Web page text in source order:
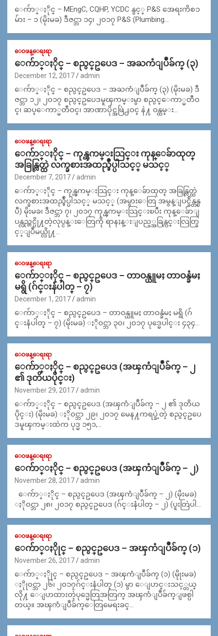
ေက်ာ္ႏိုင္ – MEngC, CQHP, YCDC နွင့္ P&S အေရးကိစၥ
မ်ား – ၁ (မိုးမခ) ဒီဇင္ဘာ ၁၄၊ ၂၀၁၇ P&S (Plumbing…
ေ၀ဖန္ေရးရာ
ေက်ာ္ႏိုင္ – စည္ပင္ဥပေဒ – အႀကံျပဳခ်က္ (၃)
December 12, 2017 admin
ေက်ာ္ႏိုင္ – စည္ပင္ဥပေဒ – အႀကံျပဳခ်က္ (၃) (မိုးမခ) ဒီ
ဇင္ဘာ ၁၂၊ ၂၀၁၇ စည္ပင္ဥပေဒမူၾကမ္းမွာ စည္ပင္ေကာ္မတီဝ
င္၊ ဆပ္ေကာ္မတီဝင္၊ အာဏာပိုင္အဖြဲ႕ဝင္ နဲ႔ ဝန္ထမ္း…
ေ၀ဖန္ေရးရာ
ေက်ာ္ႏိုင္ – ကုန္ၾကမ္းသြင္း ကုန္ေခ်ာထုတ္
အခြန္လြတ္ထဲ လက္ခစားအထည္ခ်ဳပ္ပါသင့္ မသင့္
December 7, 2017 admin
ေက်ာ္ႏိုင္ – ကုန္ၾကမ္းသြင္း ကုန္ေခ်ာထုတ္ အခြန္လြတ္ထဲ
လက္ခစားအထည္ခ်ဳပ္ပါသင့္ မသင့္ (အမွားေတြ အမွန္ျပင္ခ်ိန္တန္ၿ
ပီ) မိုးမခ၊ ဒီဇင္ဘာ ၇၊ ၂၀၁၇ ကုန္ၾကမ္းသြင္းၿပီး ကုန္ေခ်ာျ
ပန္လည္တင္ပို႔တဲ့လုပ္ငန္းေတြကို ရာနႈန္းျပည့္အခြန္ကင္းလြတ္ခြ
င့္ျပဳမယ္လို႔…
ေ၀ဖန္ေရးရာ
ေက်ာ္ႏိုင္ – စည္ပင္ဥပေဒ – တာဝန္ယူမႈ တာဝန္ခံမႈ
မရွိ (ဂ်င္းနံပါတ္ – ၇)
December 1, 2017 admin
ေက်ာ္ႏိုင္ – စည္ပင္ဥပေဒ – တာဝန္ယူမႈ တာဝန္ခံမႈ မရွိ (ဂ်
င္းနံပါတ္ – ၇) (မိုးမခ) ႏို၀င္ဘာ ၃၀၊ ၂၀၁၇ ပုဒ္မေပါင္း ၄၃၄…
ေ၀ဖန္ေရးရာ
ေက်ာ္ႏိုင္ – စည္ပင္ဥပေဒ (အၾကံျပဳခ်က္ – ၂
၏ ဒုတိယပိုင္း)
November 29, 2017 admin
ေက်ာ္ႏိုင္ – စည္ပင္ဥပေဒ (အၾကံျပဳခ်က္ – ၂ ၏ ဒုတိယ
ပိုင္း) (မိုးမခ) ႏို၀င္ဘာ ၂၉၊ ၂၀၁၇ မေန႔ကရပ္ခဲ့တဲ့ စည္ပင္ဥပေ
ဒမူၾကမ္းထဲက ပုဒ္မ ၁၅၁,…
ေ၀ဖန္ေရးရာ
ေက်ာ္ႏိုင္ – စည္ပင္ဥပေဒ (အၾကံျပဳခ်က္ – ၂)
November 28, 2017 admin
ေက်ာ္ႏိုင္ – စည္ပင္ဥပေဒ (အၾကံျပဳခ်က္ – ၂) (မိုးမခ)
ႏို၀င္ဘာ ၂၈၊ ၂၀၁၇ စည္ပင္ဥပေဒ (ဂ်င္းနံပါတ္ – ၂) (ပူးတြဲပါ…
ေ၀ဖန္ေရးရာ
ေက်ာ္ႏိုုင္ – စည္ပင္ဥပေဒ – အၾကံျပဳခ်က္ (၁)
November 26, 2017 admin
ေက်ာ္ႏိုုင္ – စည္ပင္ဥပေဒ – အၾကံျပဳခ်က္ (၁) (မိုုးမခ)
ႏိုု၀င္ဘာ ၂၆၊ ၂၀၁၇ဂ်င္းနံပါတ္ (၁) မွာ ေျပာင္းသင့္တယ္
လို႔ ေျပာထားတဲ့ပုဒ္မေတြအတြက္ အၾကံျပဳခ်က္ျဖစ္ပါ
တယ္။ အၾကံျပဳခ်က္ေတြမေရးခင္…